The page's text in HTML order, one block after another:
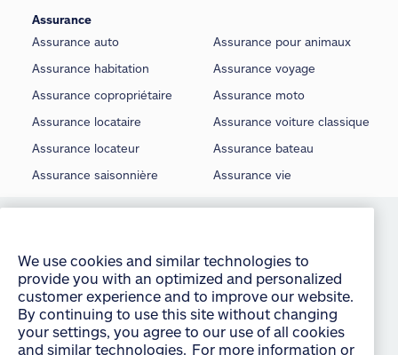
Assurance
Assurance auto
Assurance habitation
Assurance copropriétaire
Assurance locataire
Assurance locateur
Assurance saisonnière
Assurance pour animaux
Assurance voyage
Assurance moto
Assurance voiture classique
Assurance bateau
Assurance vie
É noncé sur la protection de la vie privée
Manage Cookie Settings
Accessibilité
We use cookies and similar technologies to
By continuing to use this site without changing
your settings, you agree to our use of all cookies
and similar technologies. For more information or
to change your cookie settings at any time,
consult the “Cookies and other technologies”
section of our Privacy Policy: English français